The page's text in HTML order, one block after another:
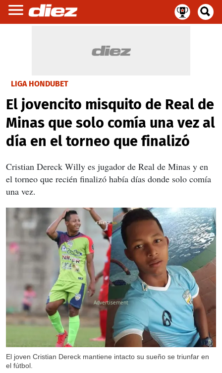
LIGA HONDUBET
El jovencito misquito de Real de
Minas que solo comía una vez al
día en el torneo que finalizó
Cristian Dereck Willy es jugador de Real de Minas y en
el torneo que recién finalizó había días donde solo comía
una vez.
El joven Cristian Dereck mantiene intacto su sueño se triunfar en
el fútbol.
X